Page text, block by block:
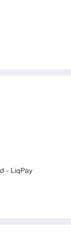
- LiqPay